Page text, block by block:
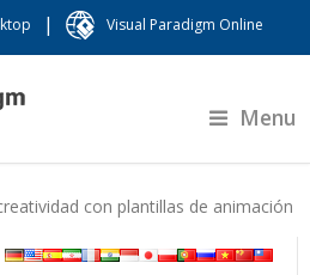
| Visual Paradigm Online
Menu
con plantillas de animación